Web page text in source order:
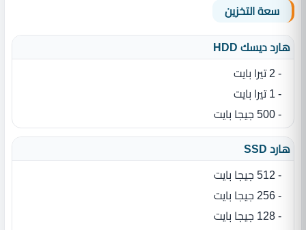
سعة التخزين
هارد ديسك HDD
- 2 تيرا بايت
- 1 تيرا بايت
- 500 جيجا بايت
هارد SSD
- 512 جيجا بايت
- 256 جيجا بايت
- 128 جيجا بايت